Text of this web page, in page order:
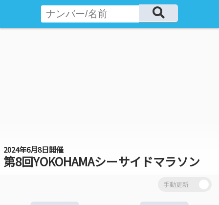
2024年6月8日開催
第8回YOKOHAMAシーサイドマラソン